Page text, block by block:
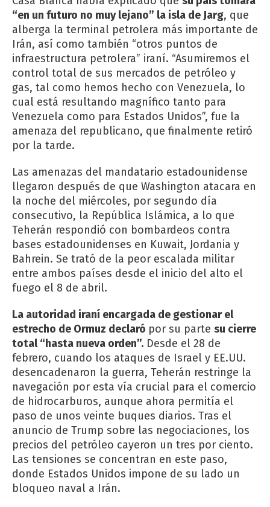
“en un futuro no muy lejano” la isla de Jarg, que
alberga la terminal petrolera más importante de
Irán, así como también “otros puntos de
infraestructura petrolera” iraní. “Asumiremos el
control total de sus mercados de petróleo y
gas, tal como hemos hecho con Venezuela, lo
cual está resultando magnífico tanto para
Venezuela como para Estados Unidos”, fue la
amenaza del republicano, que finalmente retiró
por la tarde.
Las amenazas del mandatario estadounidense
llegaron después de que Washington atacara en
la noche del miércoles, por segundo día
consecutivo, la República Islámica, a lo que
Teherán respondió con bombardeos contra
bases estadounidenses en Kuwait, Jordania y
Bahrein. Se trató de la peor escalada militar
entre ambos países desde el inicio del alto el
fuego el 8 de abril.
La autoridad iraní encargada de gestionar el
estrecho de Ormuz declaró por su parte su cierre
total “hasta nueva orden”. Desde el 28 de
febrero, cuando los ataques de Israel y EE.UU.
desencadenaron la guerra, Teherán restringe la
navegación por esta vía crucial para el comercio
de hidrocarburos, aunque ahora permitía el
paso de unos veinte buques diarios. Tras el
anuncio de Trump sobre las negociaciones, los
precios del petróleo cayeron un tres por ciento.
Las tensiones se concentran en este paso,
donde Estados Unidos impone de su lado un
bloqueo naval a Irán.